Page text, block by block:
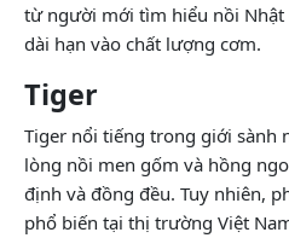
từ người mới tìm hiểu nồi
dài hạn vào chất lượng cơm.
Tiger
Tiger nổi tiếng trong giới sành
lòng nồi men gốm và hồng
định và đồng đều. Tuy nhiên,
phổ biến tại thị trường Việt